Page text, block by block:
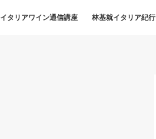
イタリアワイン通信講座 林基就イタリア紀行